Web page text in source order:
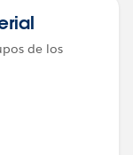
de los